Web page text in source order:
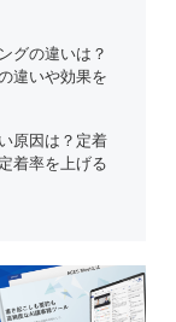
グの違いは？
違いや効果を
原因は？定着
着率を上げる